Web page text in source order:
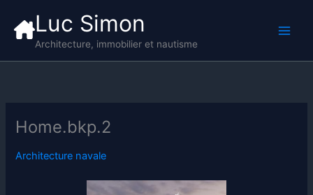
contenu
Luc Simon
Architecture, immobilier et nautisme
Home.bkp.2
Architecture navale